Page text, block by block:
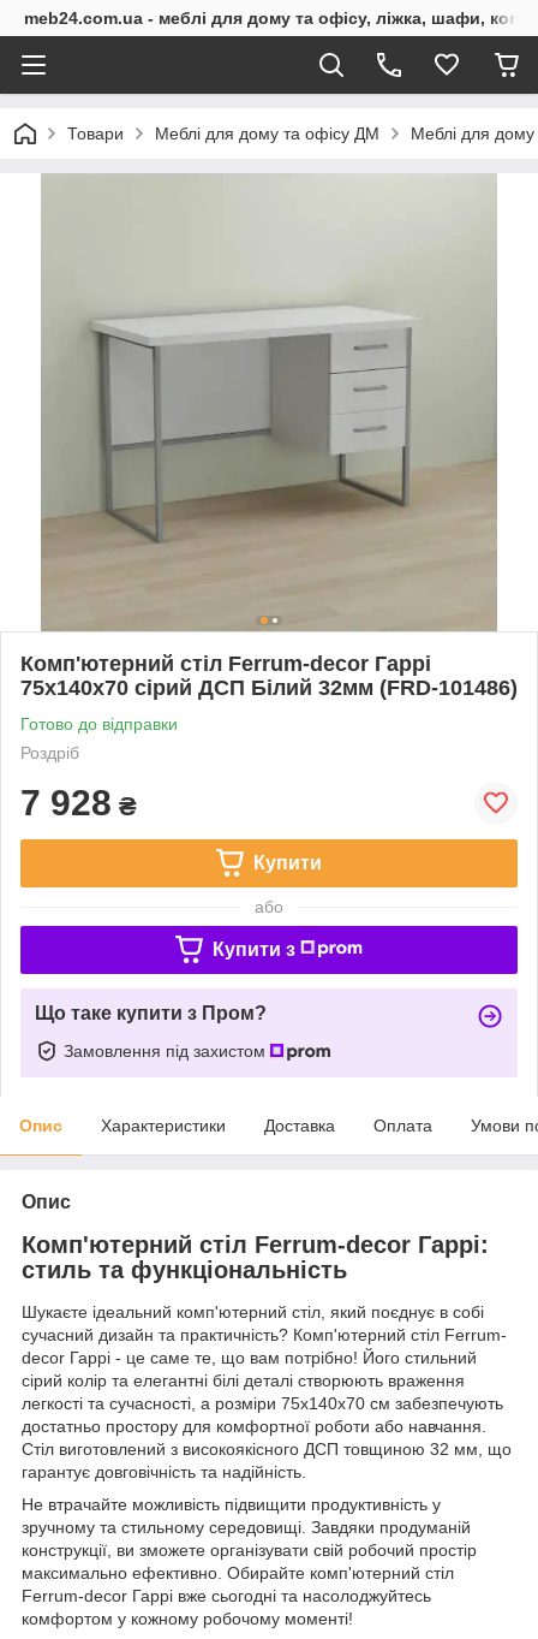
meb24.com.ua - меблі для дому та офісу, ліжка, шафи,
Товари Меблі для дому та офісу ДМ Меблі для
Комп'ютерний стіл Ferrum-decor Гаррі
75x140x70 сірий ДСП Білий 32мм (FRD-101486)
Готово до відправки
Роздріб
7 928 ₴
Купити
або
Купити з
Що таке купити з Пром?
Замовлення під захистом
Опис Характеристики Доставка Оплата Умови
Опис
Комп'ютерний стіл Ferrum-decor Гаррі:
стиль та функціональність
Шукаєте ідеальний комп'ютерний стіл, який поєднує в собі
сучасний дизайн та практичність? Комп'ютерний стіл Ferrum-
decor Гаррі - це саме те, що вам потрібно! Його стильний
сірий колір та елегантні білі деталі створюють враження
легкості та сучасності, а розміри 75x140x70 см забезпечують
достатньо простору для комфортної роботи або навчання.
Стіл виготовлений з високоякісного ДСП товщиною 32 мм, що
гарантує довговічність та надійність.
Не втрачайте можливість підвищити продуктивність у
зручному та стильному середовищі. Завдяки продуманій
конструкції, ви зможете організувати свій робочий простір
максимально ефективно. Обирайте комп'ютерний стіл
Ferrum-decor Гаррі вже сьогодні та насолоджуйтесь
комфортом у кожному робочому моменті!